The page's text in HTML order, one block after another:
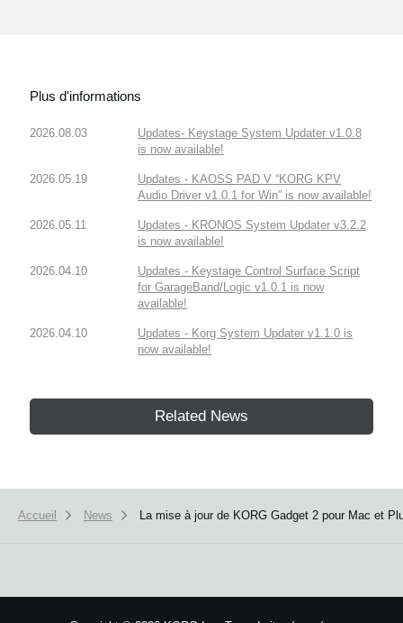
Plus d'informations
2026.08.03
Updates- Keystage System Updater v1.0.8
is now available!
2026.05.19
Updates - KAOSS PAD V “KORG KPV
Audio Driver v1.0.1 for Win” is now available!
2026.05.11
Updates - KRONOS System Updater v3.2.2
is now available!
2026.04.10
Updates - Keystage Control Surface Script
for GarageBand/Logic v1.0.1 is now
available!
2026.04.10
Updates - Korg System Updater v1.1.0 is
now available!
Related News
Accueil News La mise à jour de KORG Gadget 2 pour Mac et